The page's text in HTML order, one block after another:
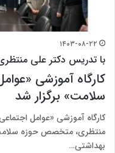
۱۴۰۳-۰۸-۲۲
با تدریس دکتر علی
کارگاه آموزشی
سلامت» برگزار شد
کارگاه آموزشی «عوامل
منتظری، متخصص حوزه
بهداشتی…